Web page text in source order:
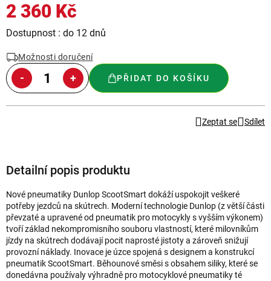
2 360 Kč
Měrná
Dostupnost : do 12 dnů
Možnosti doručení
PŘIDAT DO KOŠÍKU
Zeptat se Sdílet
Detailní popis produktu
Nové pneumatiky Dunlop ScootSmart dokáží uspokojit veškeré
potřeby jezdců na skútrech. Moderní technologie Dunlop (z větší části
převzaté a upravené od pneumatik pro motocykly s vyšším výkonem)
tvoří základ nekompromisního souboru vlastností, které milovníkům
jízdy na skútrech dodávají pocit naprosté jistoty a zároveň snižují
provozní náklady. Inovace je úzce spojená s designem a konstrukcí
pneumatik ScootSmart. Běhounové směsi s obsahem siliky, které se
donedávna používaly výhradně pro motocyklové pneumatiky té